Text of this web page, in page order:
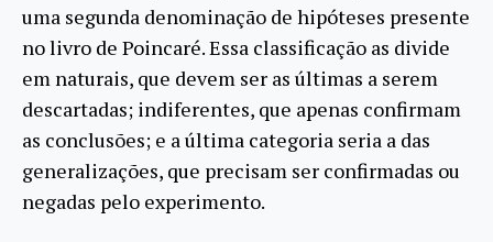
uma segunda denominação de hipóteses presente
no livro de Poincaré. Essa classificação as divide
em naturais, que devem ser as últimas a serem
descartadas; indiferentes, que apenas confirmam
as conclusões; e a última categoria seria a das
generalizações, que precisam ser confirmadas ou
negadas pelo experimento.